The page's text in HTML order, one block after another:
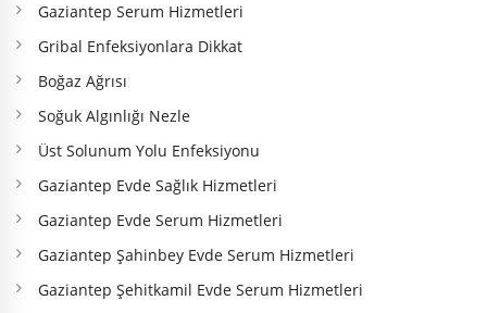
Gaziantep Serum Hizmetleri
Gribal Enfeksiyonlara Dikkat
Boğaz Ağrısı
Soğuk Algınlığı Nezle
Üst Solunum Yolu Enfeksiyonu
Gaziantep Evde Sağlık Hizmetleri
Gaziantep Evde Serum Hizmetleri
Gaziantep Şahinbey Evde Serum Hizmetleri
Gaziantep Şehitkamil Evde Serum Hizmetleri